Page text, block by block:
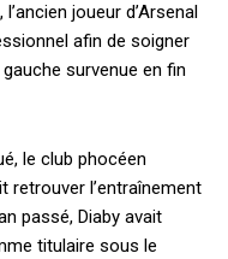
joueur d’Arsenal
afin de soigner
survenue en fin
le club phocéen
retrouver l’entraînement
passé, Diaby avait
titulaire sous le